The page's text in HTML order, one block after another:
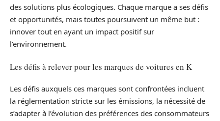
des solutions plus écologiques. Chaque marque a ses défis
et opportunités, mais toutes poursuivent un même but :
innover tout en ayant un impact positif sur
l’environnement.
Les défis à relever pour les marques de voitures en K
Les défis auxquels ces marques sont confrontées incluent
la réglementation stricte sur les émissions, la nécessité de
s’adapter à l’évolution des préférences des consommateurs